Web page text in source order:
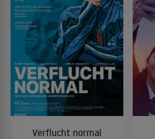
Verflucht normal